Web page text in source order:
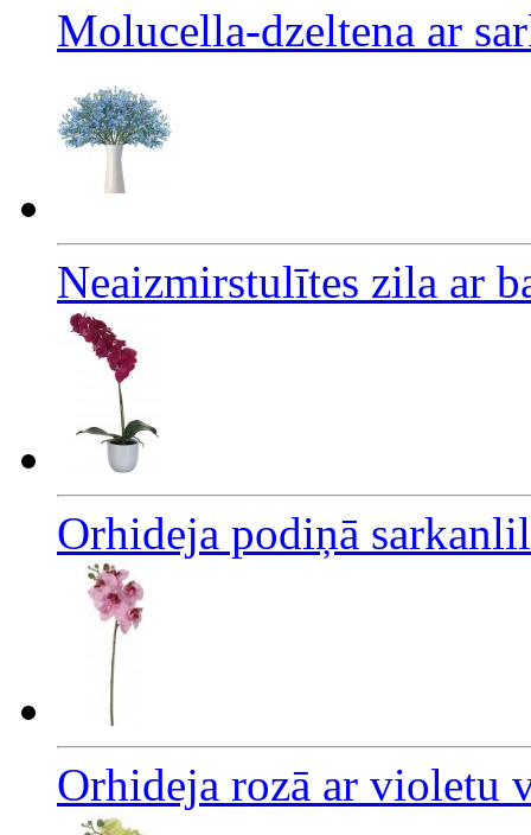
Molucella-dzeltena ar
Neaizmirstulītes zila ar
Orhideja podiņā
Orhideja rozā ar violetu